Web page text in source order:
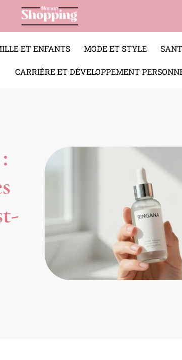
ET ENFANTS MODE ET STYLE
CARRIÈRE ET DÉVELOPPEMENT